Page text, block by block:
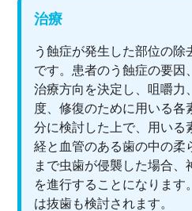
治療
う蝕症が発生した部位の除
です。患者のう蝕症の要因
治療方向を決定し、咀嚼力
度、修復のために用いる各
分に検討した上で、用いる
経と血管のある歯の中の柔
まで虫歯が侵襲した場合、
を進行することになります
は抜歯も検討されます。